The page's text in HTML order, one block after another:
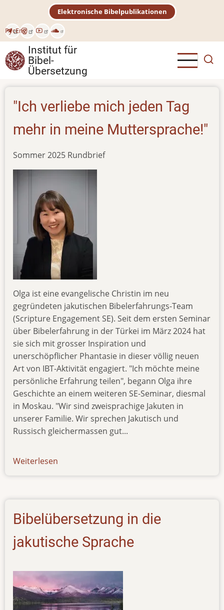
Inhalt
РусEng
Elektronische Bibelpublikationen
Institut für
Bibel-
Übersetzung
"Ich verliebe mich jeden Tag
mehr in meine Muttersprache!"
Sommer 2025 Rundbrief
Olga ist eine evangelische Christin im neu
gegründeten jakutischen Bibelerfahrungs-Team
(Scripture Engagement SE). Seit dem ersten Seminar
über Bibelerfahrung in der Türkei im März 2024 hat
sie sich mit grosser Inspiration und
unerschöpflicher Phantasie in dieser völlig neuen
Art von IBT-Aktivität engagiert. "Ich möchte meine
persönliche Erfahrung teilen", begann Olga ihre
Geschichte an einem weiteren SE-Seminar, diesmal
in Moskau. "Wir sind zweisprachige Jakuten in
unserer Familie. Wir sprechen Jakutisch und
Russisch gleichermassen gut...
Weiterlesen
Bibelübersetzung in die
jakutische Sprache